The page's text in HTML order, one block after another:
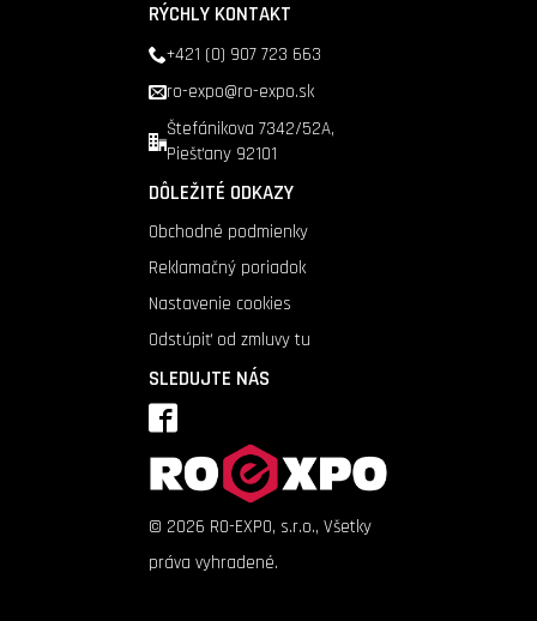
RÝCHLY KONTAKT
+421 (0) 907 723 663
ro-expo@ro-expo.sk
Štefánikova 7342/52A,
Piešťany 92101
DÔLEŽITÉ ODKAZY
Obchodné podmienky
Reklamačný poriadok
Nastavenie cookies
Odstúpiť od zmluvy tu
SLEDUJTE NÁS
© 2026 RO-EXPO, s.r.o., Všetky
práva vyhradené.